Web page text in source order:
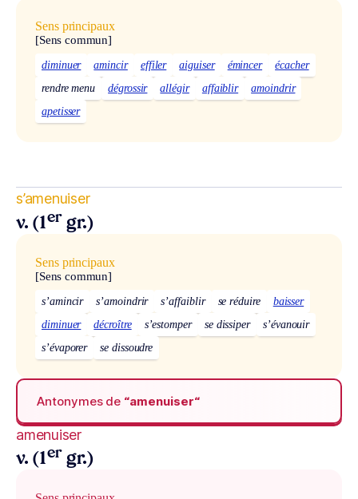
Sens principaux
[Sens commun]
diminuer amincir effiler aiguiser émincer
écacher
rendre menu
dégrossir allégir affaiblir
amoindrir
apetisser
s’amenuiser
v. (1er gr.)
Sens principaux
[Sens commun]
s’amincir s’amoindrir s’affaiblir se réduire
baisser
diminuer
décroître s’estomper se dissiper
s’évanouir
s’évaporer
se dissoudre
Antonymes de “amenuiser“
amenuiser
v. (1er gr.)